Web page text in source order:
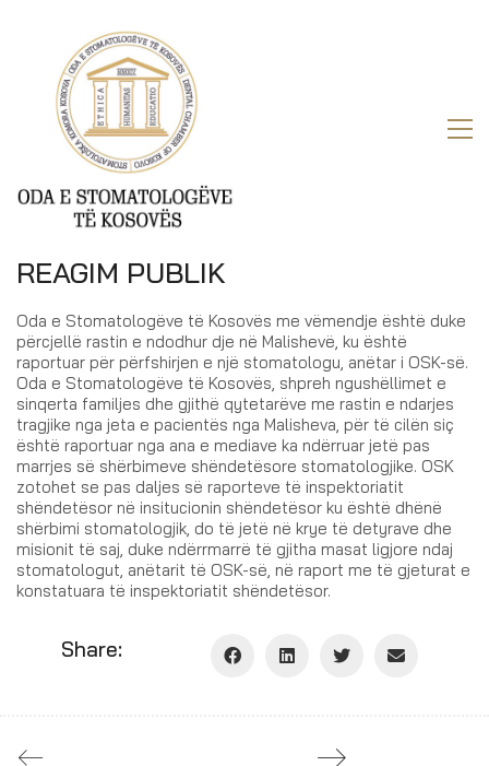
REAGIM PUBLIK
Oda e Stomatologëve të Kosovës me vëmendje është duke
përcjellë rastin e ndodhur dje në Malishevë, ku është
raportuar për përfshirjen e një stomatologu, anëtar i OSK-së.
Oda e Stomatologëve të Kosovës, shpreh ngushëllimet e
sinqerta familjes dhe gjithë qytetarëve me rastin e ndarjes
tragjike nga jeta e pacientës nga Malisheva, për të cilën siç
është raportuar nga ana e mediave ka ndërruar jetë pas
marrjes së shërbimeve shëndetësore stomatologjike. OSK
zotohet se pas daljes së raporteve të inspektoriatit
shëndetësor në insitucionin shëndetësor ku është dhënë
shërbimi stomatologjik, do të jetë në krye të detyrave dhe
misionit të saj, duke ndërrmarrë të gjitha masat ligjore ndaj
stomatologut, anëtarit të OSK-së, në raport me të gjeturat e
konstatuara të inspektoriatit shëndetësor.
Share: